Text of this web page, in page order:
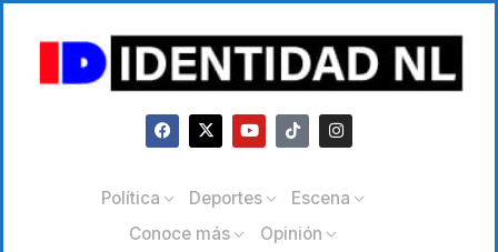
Política Deportes
Escena
Conoce más
Opinión